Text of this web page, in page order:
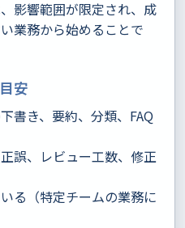
影響範囲が限定され、成
業務から始めることで
安
書き、要約、分類、FAQ
誤、レビュー工数、修正
る（特定チームの業務に